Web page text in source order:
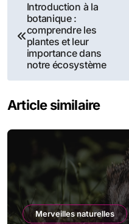
de
l’article
Introduction à la
botanique :
comprendre les
plantes et leur
importance dans
notre écosystème
Article similaire
Merveilles naturelles